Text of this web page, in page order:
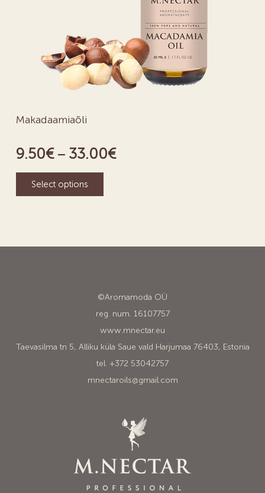
Makadaamiaõli
9.50€– 33.00€
Select options
©Aromamoda OÜ
reg. num. 16107757
www.mnectar.eu
Taevasilma tn 5, Alliku küla Saue vald Harjumaa 76403, Estonia
tel. +372 53042757
mnectaroils@gmail.com